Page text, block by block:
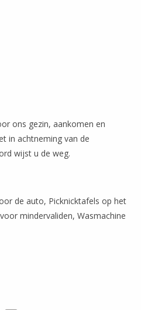
ons gezin, aankomen en
in achtneming van de
wijst u de weg.
de auto, Picknicktafels op het
mindervaliden, Wasmachine